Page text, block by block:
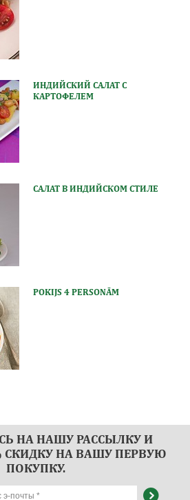
ИНДИЙСКИЙ САЛАТ С
КАРТОФЕЛЕМ
САЛАТ В ИНДИЙСКОМ СТИЛЕ
POKIJS 4 PERSONĀM
НА НАШУ РАССЫЛКУ И
СКИДКУ НА ВАШУ ПЕРВУЮ
ПОКУПКУ.